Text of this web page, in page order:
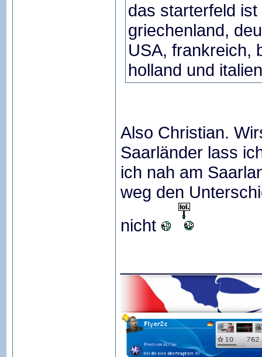
das starterfeld
griechenland,
USA, frankreich,
holland und italien
Also Christian.
Saarländer lass
ich nah am
weg den
nicht